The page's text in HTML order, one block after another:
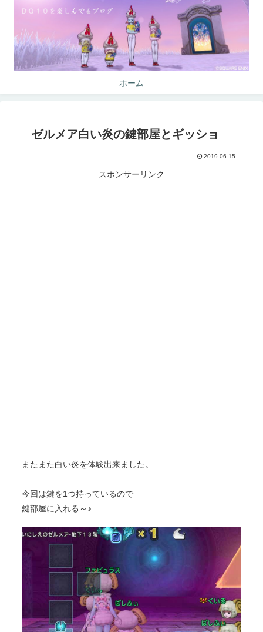
ホーム
ゼルメア白い炎の鍵部屋とギッショ
2019.06.15
スポンサーリンク
またまた白い炎を体験出来ました。
今回は鍵を1つ持っているので
鍵部屋に入れる～♪